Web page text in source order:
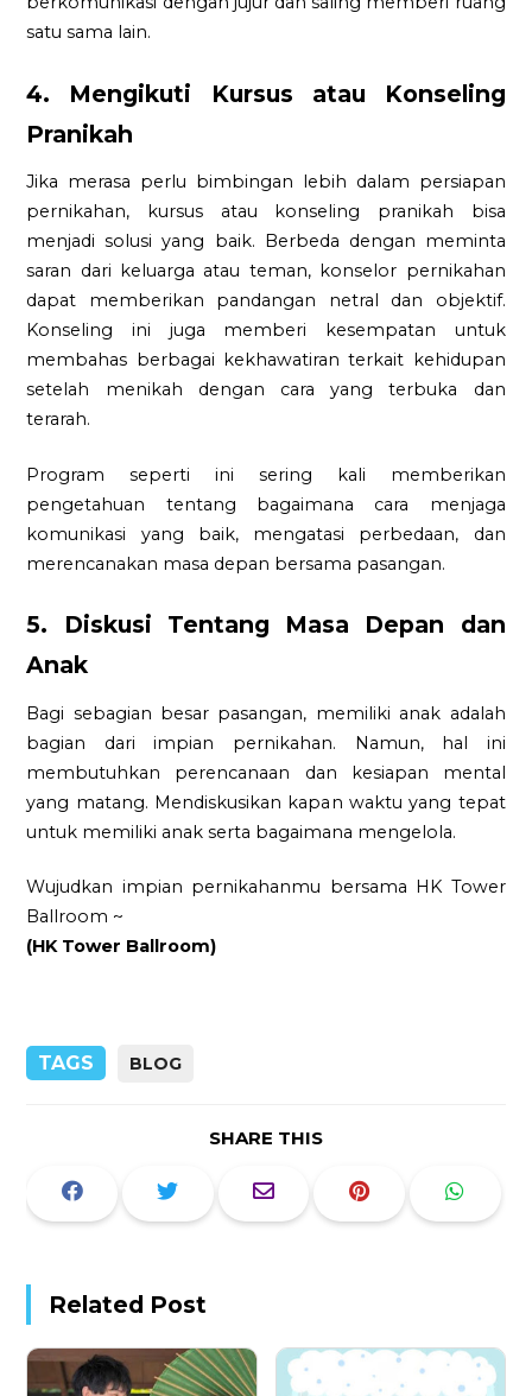
satu sama lain.
4. Mengikuti Kursus atau Konseling
Pranikah
Jika merasa perlu bimbingan lebih dalam persiapan
pernikahan, kursus atau konseling pranikah bisa
menjadi solusi yang baik. Berbeda dengan meminta
saran dari keluarga atau teman, konselor pernikahan
dapat memberikan pandangan netral dan objektif.
Konseling ini juga memberi kesempatan untuk
membahas berbagai kekhawatiran terkait kehidupan
setelah menikah dengan cara yang terbuka dan
terarah.
Program seperti ini sering kali memberikan
pengetahuan tentang bagaimana cara menjaga
komunikasi yang baik, mengatasi perbedaan, dan
merencanakan masa depan bersama pasangan.
5. Diskusi Tentang Masa Depan dan
Anak
Bagi sebagian besar pasangan, memiliki anak adalah
bagian dari impian pernikahan. Namun, hal ini
membutuhkan perencanaan dan kesiapan mental
yang matang. Mendiskusikan kapan waktu yang tepat
untuk memiliki anak serta bagaimana mengelola.
Wujudkan impian pernikahanmu bersama HK Tower
Ballroom ~
(HK Tower Ballroom)
TAGS BLOG
SHARE THIS
Related Post